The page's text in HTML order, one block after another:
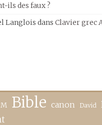
ils des faux ?
Langlois dans Clavier grec
Bible canon David